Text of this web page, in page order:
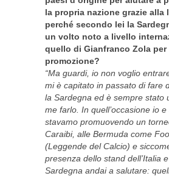
la propria nazione grazie alla
perché secondo lei la
un volto noto a livello
quello di Gianfranco Zola per
promozione?
“Ma guardi, io non voglio
mi è capitato in passato di fare
la Sardegna ed è sempre stato
me farlo. In quell’occasione io
stavamo promuovendo un
Caraibi, alle Bermuda come
(Leggende del Calcio) e
presenza dello stand dell’Italia
Sardegna andai a salutare: